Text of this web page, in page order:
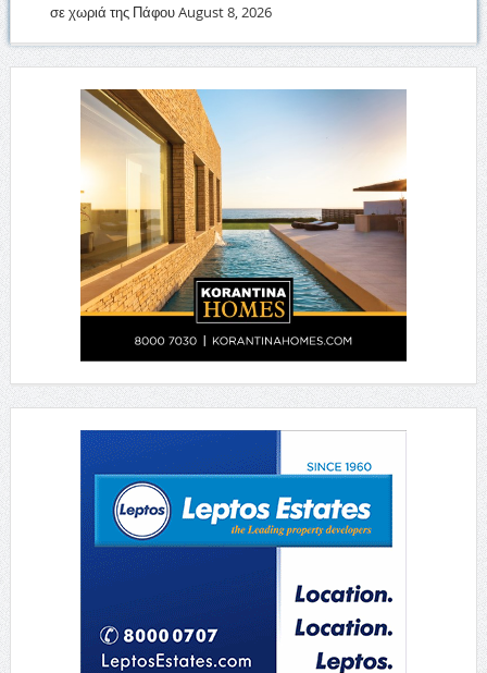
σε χωριά της ΠάφουAugust 8, 2026